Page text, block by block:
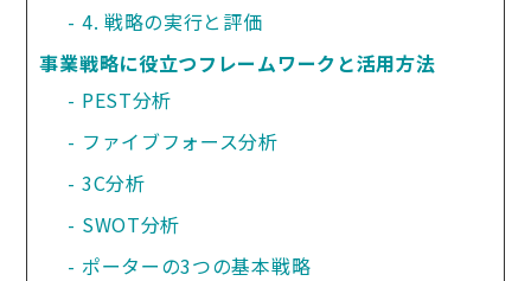
4. 戦略の実行と評価
事業戦略に役立つフレームワークと活用方法
PEST分析
ファイブフォース分析
3C分析
SWOT分析
ポーターの3つの基本戦略